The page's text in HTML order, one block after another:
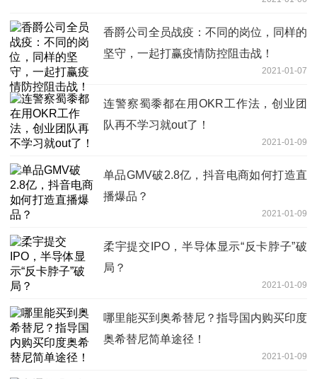
香爵公司全员战疫：不同的岗位，同样的
坚守，一起打赢疫情防控阻击战！
2021-01-07
连警察蜀黍都在用OKR工作法，创业团
队再不学习就out了！
2021-01-09
单品GMV破2.8亿，抖音电商如何打造直
播爆品？
2021-01-09
柔宇提交IPO，半导体显示“反卡脖子”破
局？
2021-01-09
哪里能买到奥希替尼？指导国内购买印度
奥希替尼简单途径！
2021-01-09